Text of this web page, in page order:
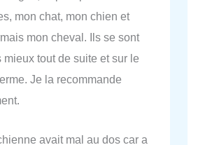
mon chat, mon chien et
mon cheval. Ils se sont
mieux tout de suite et sur le
Je la recommande
avait mal au dos car a